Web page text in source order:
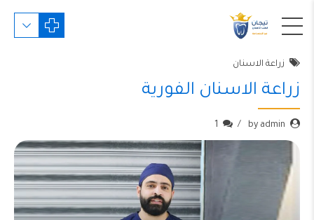
زراعة الاسنان
زراعة الاسنان الفورية
by admin
1